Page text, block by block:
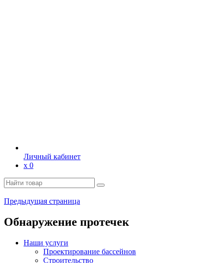
Личный кабинет
х 0
Предыдущая страница
Обнаружение протечек
Наши услуги
Проектирование бассейнов
Строительство